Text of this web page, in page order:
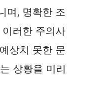
며, 명확한 조
러한 주의사
상치 못한 문
상황을 미리